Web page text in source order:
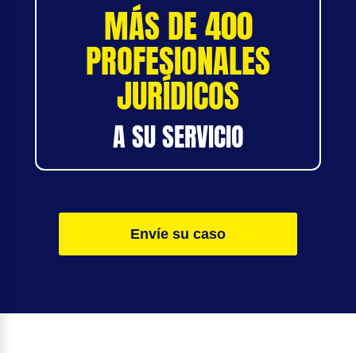
MÁS DE 400
PROFESIONALES
JURÍDICOS
A SU SERVICIO
Envíe su caso